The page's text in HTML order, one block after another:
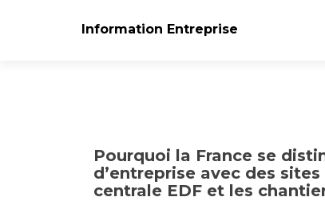
Information Entreprise
Pourquoi la France se
d’entreprise avec des
centrale EDF et les